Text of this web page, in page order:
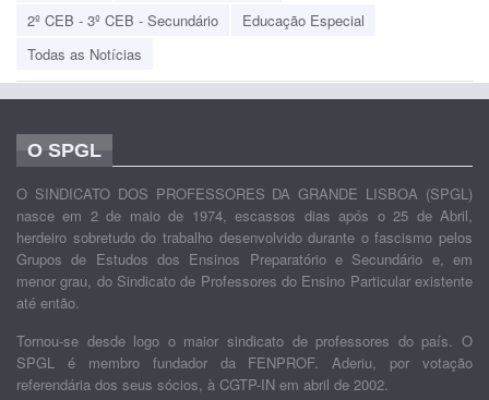
2º CEB - 3º CEB - Secundário
Educação Especial
Todas as Notícias
O SPGL
O SINDICATO DOS PROFESSORES DA GRANDE LISBOA (SPGL)
nasce em 2 de maio de 1974, escassos dias após o 25 de Abril,
herdeiro sobretudo do trabalho desenvolvido durante o fascismo pelos
Grupos de Estudos dos Ensinos Preparatório e Secundário e, em
menor grau, do Sindicato de Professores do Ensino Particular existente
até então.
Tornou-se desde logo o maior sindicato de professores do país. O
SPGL é membro fundador da FENPROF. Aderiu, por votação
referendária dos seus sócios, à CGTP-IN em abril de 2002.